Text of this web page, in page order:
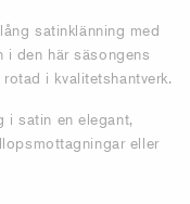
satinklänning med
i den här säsongens
i kvalitetshantverk.
i satin en elegant,
eller